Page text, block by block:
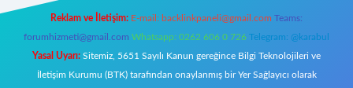
Reklam ve İletişim: E-mail: backlinkpaneli@gmail.com Teams:
forumhizmeti@gmail.com Whatsapp: 0262 606 0 726 Telegram: @karabul
Yasal Uyarı: Sitemiz, 5651 Sayılı Kanun gereğince Bilgi Teknolojileri ve
İletişim Kurumu (BTK) tarafından onaylanmış bir Yer Sağlayıcı olarak